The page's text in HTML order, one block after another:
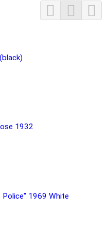
  
1932
Police" 1969 White